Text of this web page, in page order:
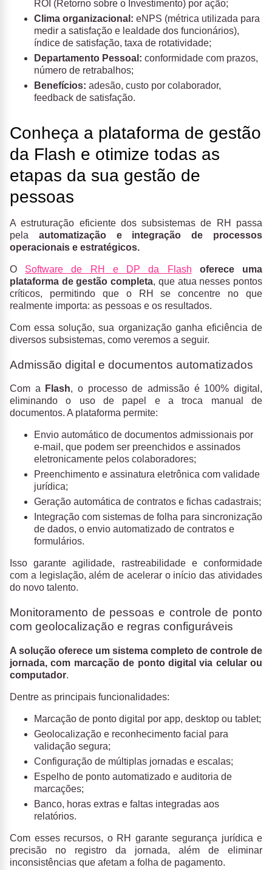
ROI (Retorno sobre o Investimento) por ação;
Clima organizacional: eNPS (métrica utilizada para
medir a satisfação e lealdade dos funcionários),
índice de satisfação, taxa de rotatividade;
Departamento Pessoal: conformidade com prazos,
número de retrabalhos;
Benefícios: adesão, custo por colaborador,
feedback de satisfação.
Conheça a plataforma de gestão
da Flash e otimize todas as
etapas da sua gestão de
pessoas
A estruturação eficiente dos subsistemas de RH passa
pela automatização e integração de processos
operacionais e estratégicos.
O Software de RH e DP da Flash oferece uma
plataforma de gestão completa, que atua nesses pontos
críticos, permitindo que o RH se concentre no que
realmente importa: as pessoas e os resultados.
Com essa solução, sua organização ganha eficiência de
diversos subsistemas, como veremos a seguir.
Admissão digital e documentos automatizados
Com a Flash, o processo de admissão é 100% digital,
eliminando o uso de papel e a troca manual de
documentos. A plataforma permite:
Envio automático de documentos admissionais por
e-mail, que podem ser preenchidos e assinados
eletronicamente pelos colaboradores;
Preenchimento e assinatura eletrônica com validade
jurídica;
Geração automática de contratos e fichas cadastrais;
Integração com sistemas de folha para sincronização
de dados, o envio automatizado de contratos e
formulários.
Isso garante agilidade, rastreabilidade e conformidade
com a legislação, além de acelerar o início das atividades
do novo talento.
Monitoramento de pessoas e controle de ponto
com geolocalização e regras configuráveis
A solução oferece um sistema completo de controle de
jornada, com marcação de ponto digital via celular ou
computador.
Dentre as principais funcionalidades:
Marcação de ponto digital por app, desktop ou tablet;
Geolocalização e reconhecimento facial para
validação segura;
Configuração de múltiplas jornadas e escalas;
Espelho de ponto automatizado e auditoria de
marcações;
Banco, horas extras e faltas integradas aos
relatórios.
Com esses recursos, o RH garante segurança jurídica e
precisão no registro da jornada, além de eliminar
inconsistências que afetam a folha de pagamento.